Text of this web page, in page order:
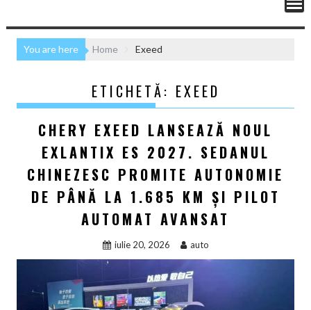
You are here Home Exeed
ETICHETĂ: EXEED
CHERY EXEED LANSEAZĂ NOUL
EXLANTIX ES 2027. SEDANUL
CHINEZESC PROMITE AUTONOMIE
DE PÂNĂ LA 1.685 KM ȘI PILOT
AUTOMAT AVANSAT
iulie 20, 2026 auto